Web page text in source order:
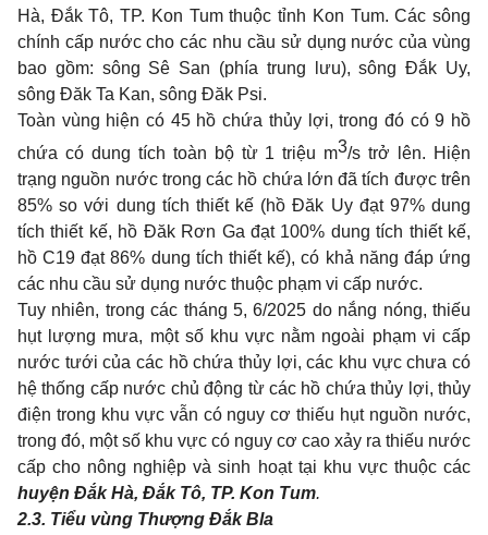
Hà, Đắk Tô, TP. Kon Tum thuộc tỉnh Kon Tum. Các sông
chính cấp nước cho các nhu cầu sử dụng nước của vùng
bao gồm: sông Sê San (phía trung lưu), sông Đắk Uy,
sông Đăk Ta Kan, sông Đăk Psi.
Toàn vùng hiện có 45 hồ chứa thủy lợi, trong đó có 9 hồ
chứa có dung tích toàn bộ từ 1 triệu m3/s trở lên. Hiện
trạng nguồn nước trong các hồ chứa lớn đã tích được trên
85% so với dung tích thiết kế (hồ Đăk Uy đạt 97% dung
tích thiết kế, hồ Đăk Rơn Ga đạt 100% dung tích thiết kế,
hồ C19 đạt 86% dung tích thiết kế), có khả năng đáp ứng
các nhu cầu sử dụng nước thuộc phạm vi cấp nước.
Tuy nhiên, trong các tháng 5, 6/2025 do nắng nóng, thiếu
hụt lượng mưa, một số khu vực nằm ngoài phạm vi cấp
nước tưới của các hồ chứa thủy lợi, các khu vực chưa có
hệ thống cấp nước chủ động từ các hồ chứa thủy lợi, thủy
điện trong khu vực vẫn có nguy cơ thiếu hụt nguồn nước,
trong đó, một số khu vực có nguy cơ cao xảy ra thiếu nước
cấp cho nông nghiệp và sinh hoạt tại khu vực thuộc các
huyện Đắk Hà, Đắk Tô, TP. Kon Tum.
2.3. Tiểu vùng Thượng Đắk Bla